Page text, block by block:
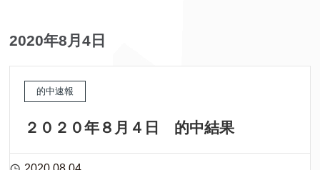
2020年8月4日
的中速報
２０２０年８月４日 的中結果